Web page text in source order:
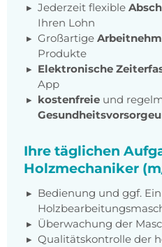
Jederzeit flexible
Ihren Lohn
Großartige
Produkte
Elektronische
App
kostenfreie und
Ihre täglichen
Holzmechaniker
Bedienung und ggf.
Überwachung der
Qualitätskontrolle der